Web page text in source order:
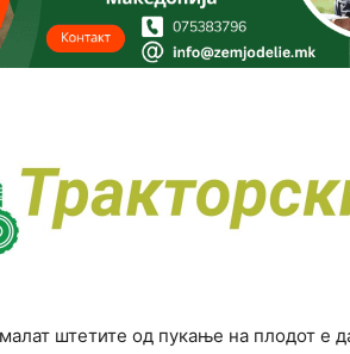
штетите од пукање на плодот е